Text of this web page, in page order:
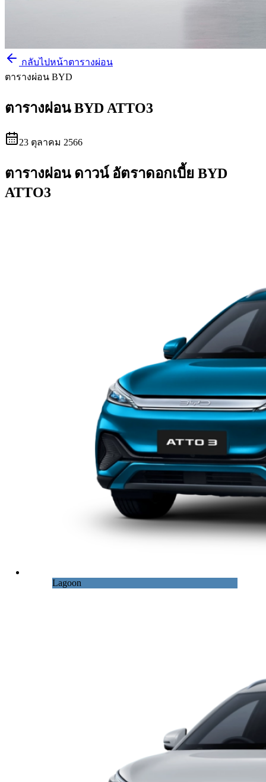
กลับไปหน้าตารางผ่อน
ตารางผ่อน BYD
ตารางผ่อน BYD ATTO3
23 ตุลาคม 2566
ตารางผ่อน ดาวน์ อัตราดอกเบี้ย BYD
ATTO3
Lagoon